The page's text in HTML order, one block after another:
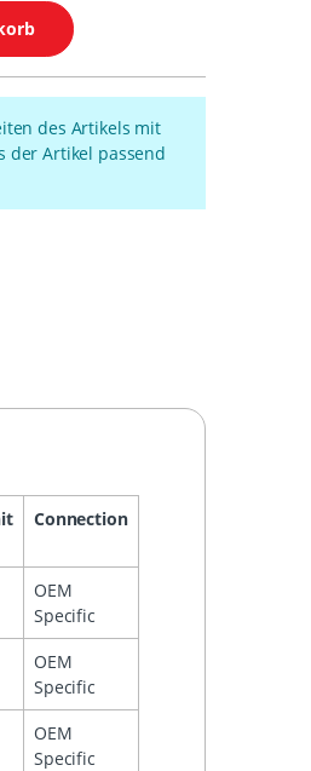
des Artikels mit
der Artikel passend
Connection
OEM
Specific
OEM
Specific
OEM
Specific